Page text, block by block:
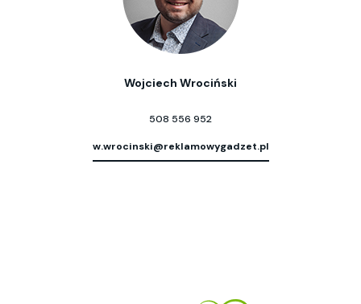
Wojciech Wrociński
508 556 952
w.wrocinski@reklamowygadzet.pl